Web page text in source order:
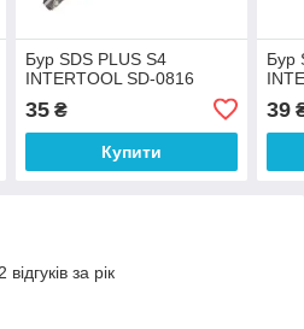
Бур SDS PLUS S4
INTERTOOL SD-0816
35₴
Купити
Бур
39
за рік